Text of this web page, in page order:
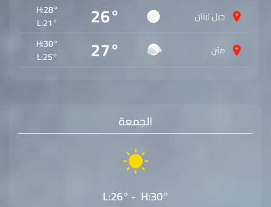
جبل لبنان
26°
H:28°
L:21°
متن
27°
H:30°
L:25°
الجمعة
L:26° - H:30°